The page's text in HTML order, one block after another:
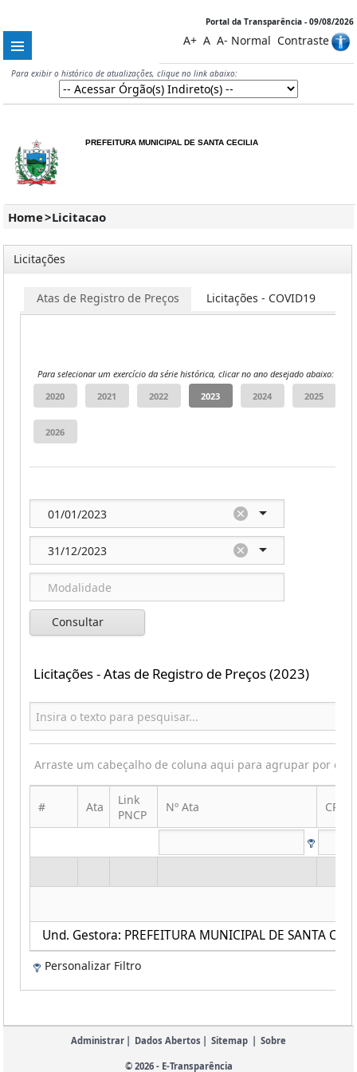
Portal da Transparência - 09/08/2026
A+ A A- Normal Contraste
Para exibir o histórico de atualizações, clique no link abaixo:
PREFEITURA MUNICIPAL DE SANTA CECILIA
Home>Licitacao
Licitações
Atas de Registro de Preços Licitações - COVID19
Para selecionar um exercício da série histórica, clicar no ano desejado abaixo:
Consultar
Licitações - Atas de Registro de Preços (2023)
Arraste um cabeçalho de coluna aqui para agrupar por
Und. Gestora: PREFEITURA MUNICIPAL DE SANTA
# Ata
Link
PNCP
Nº Ata
Personalizar Filtro
Administrar Dados Abertos Sitemap Sobre
© 2026 - E-Transparência